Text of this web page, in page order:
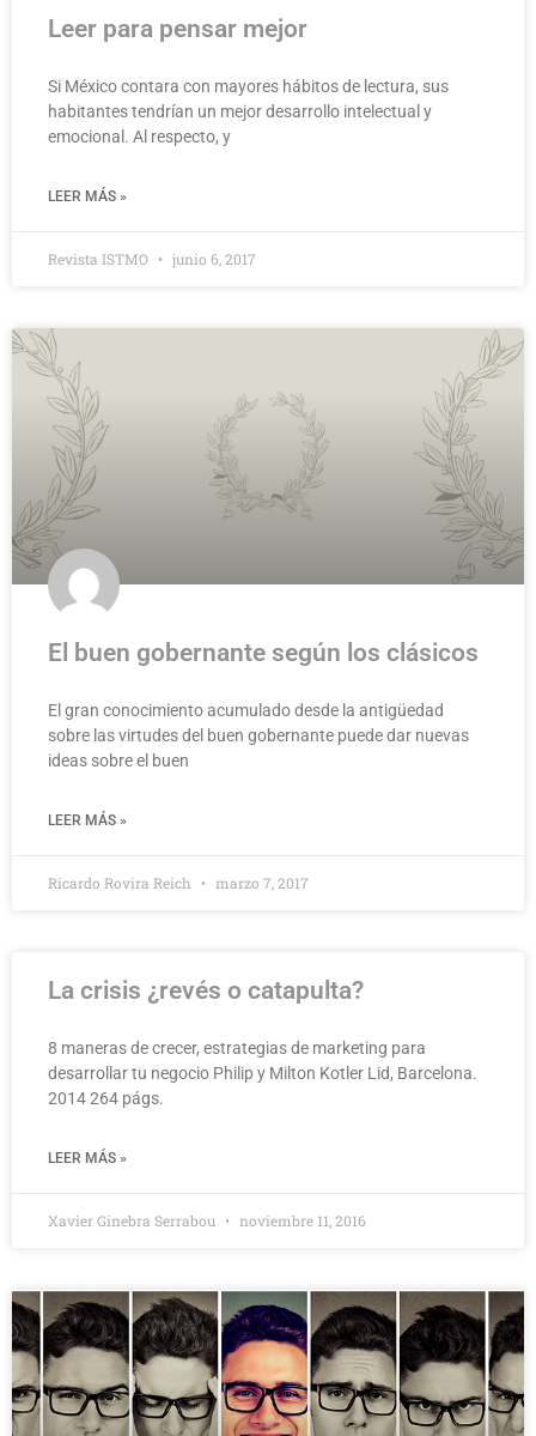
Leer para pensar mejor
Si México contara con mayores hábitos de lectura, sus
habitantes tendrían un mejor desarrollo intelectual y
emocional. Al respecto, y
LEER MÁS »
Revista ISTMO junio 6, 2017
El buen gobernante según los clásicos
El gran conocimiento acumulado desde la antigüedad
sobre las virtudes del buen gobernante puede dar nuevas
ideas sobre el buen
LEER MÁS »
Ricardo Rovira Reich marzo 7, 2017
La crisis ¿revés o catapulta?
8 maneras de crecer, estrategias de marketing para
desarrollar tu negocio Philip y Milton Kotler Lid, Barcelona.
2014 264 págs.
LEER MÁS »
Xavier Ginebra Serrabou noviembre 11, 2016